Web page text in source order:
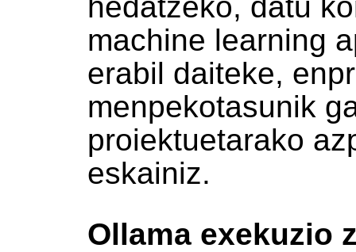
hedatzeko, datu
machine learning
erabil daiteke,
menpekotasunik
proiektuetarako
eskainiz.
Ollama exekuzio